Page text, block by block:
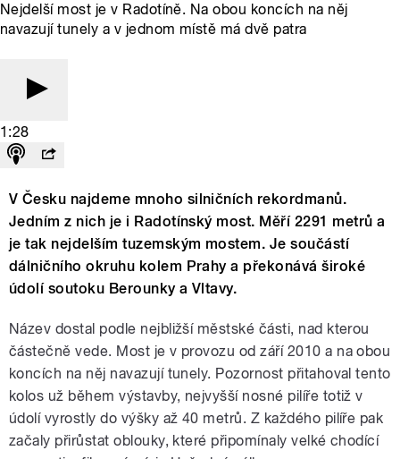
Nejdelší most je v Radotíně. Na obou koncích na něj
navazují tunely a v jednom místě má dvě patra
1:28
V Česku najdeme mnoho silničních rekordmanů.
Jedním z nich je i Radotínský most. Měří 2291 metrů a
je tak nejdelším tuzemským mostem. Je součástí
dálničního okruhu kolem Prahy a překonává široké
údolí soutoku Berounky a Vltavy.
Název dostal podle nejbližší městské části, nad kterou
částečně vede. Most je v provozu od září 2010 a na obou
koncích na něj navazují tunely. Pozornost přitahoval tento
kolos už během výstavby, nejvyšší nosné pilíře totiž v
údolí vyrostly do výšky až 40 metrů. Z každého pilíře pak
začaly přirůstat oblouky, které připomínaly velké chodící